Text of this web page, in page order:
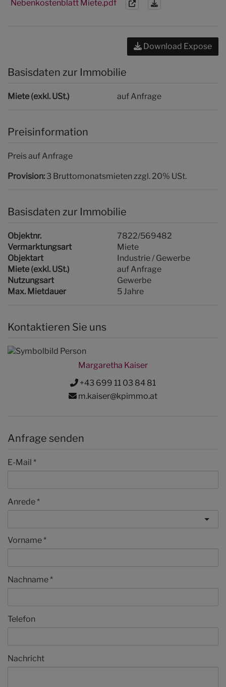
Nebenkostenblatt Miete.pdf
Download Expose
Basisdaten zur Immobilie
Miete (exkl. USt.) auf Anfrage
Preisinformation
Preis auf Anfrage
Provision: 3 Bruttomonatsmieten zzgl. 20% USt.
Basisdaten zur Immobilie
Objektnr.
7822/569482
Vermarktungsart
Miete
Objektart
Industrie / Gewerbe
Miete (exkl. USt.)
auf Anfrage
Nutzungsart
Gewerbe
Max. Mietdauer
5 Jahre
Kontaktieren Sie uns
Margaretha Kaiser
+43 699 11 03 84 81
m.kaiser@kpimmo.at
Anfrage senden
E-Mail
Anrede
Vorname
Nachname
Telefon
Nachricht